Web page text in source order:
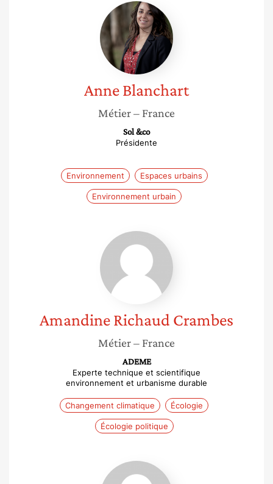
Anne
Blanchart
AnneBlanchart
Métier– France
Sol &co
Présidente
Environnement Espaces urbains
Environnement urbain
Amandine
Richaud
Crambes
AmandineRichaud Crambes
Métier– France
ADEME
Experte technique et scientifique
environnement et urbanisme durable
Changement climatique Écologie
Écologie politique
Anne-
Claire